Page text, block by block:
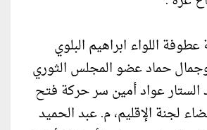
اللواء ابراهيم البلوي
حماد عضو المجلس الثوري
عواد أمين سر حركة فتح
لجنة الإقليم، م. عبد الحميد